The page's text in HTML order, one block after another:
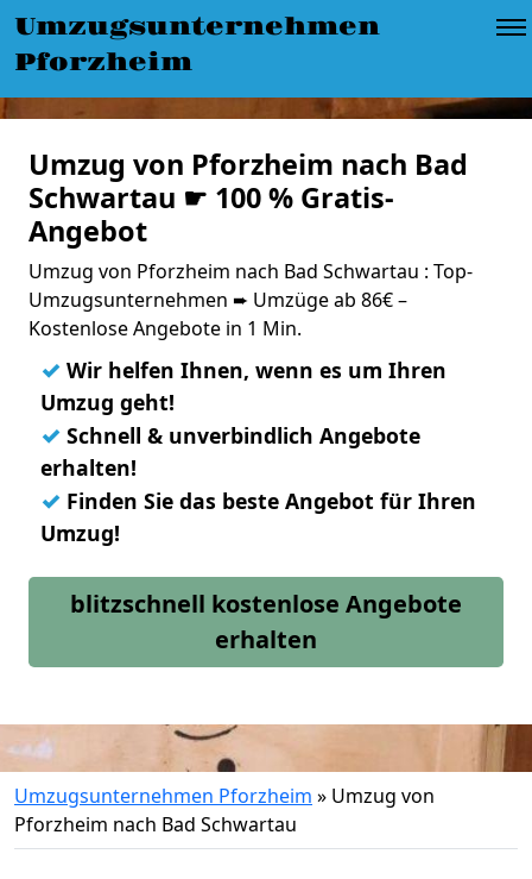
Umzugsunternehmen
Pforzheim
Umzug von Pforzheim nach Bad
Schwartau ☛ 100 % Gratis-
Angebot
Umzug von Pforzheim nach Bad Schwartau : Top-
Umzugsunternehmen ➨ Umzüge ab 86€ –
Kostenlose Angebote in 1 Min.
✓ Wir helfen Ihnen, wenn es um Ihren
Umzug geht!
✓ Schnell & unverbindlich Angebote
erhalten!
✓ Finden Sie das beste Angebot für Ihren
Umzug!
blitzschnell kostenlose Angebote
erhalten
Umzugsunternehmen Pforzheim » Umzug von
Pforzheim nach Bad Schwartau